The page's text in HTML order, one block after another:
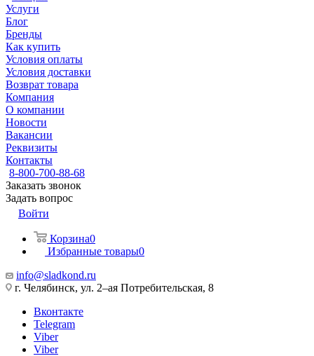
Услуги
Блог
Бренды
Как купить
Условия оплаты
Условия доставки
Возврат товара
Компания
О компании
Новости
Вакансии
Реквизиты
Контакты
8-800-700-88-68
Заказать звонок
Задать вопрос
Войти
Корзина0
Избранные товары0
info@sladkond.ru
г. Челябинск, ул. 2–ая Потребительская, 8
Вконтакте
Telegram
Viber
Viber